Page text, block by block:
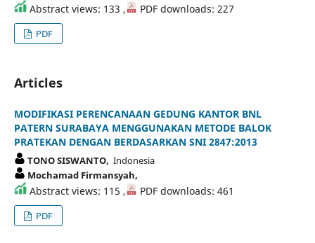
Abstract views: 133 , PDF downloads: 227
PDF
Articles
MODIFIKASI PERENCANAAN GEDUNG KANTOR BNL
PATERN SURABAYA MENGGUNAKAN METODE BALOK
PRATEKAN DENGAN BERDASARKAN SNI 2847:2013
TONO SISWANTO, Indonesia
Mochamad Firmansyah,
Abstract views: 115 , PDF downloads: 461
PDF